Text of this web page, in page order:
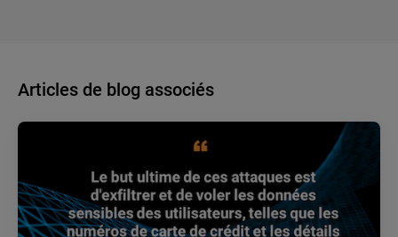
Articles de blog associés